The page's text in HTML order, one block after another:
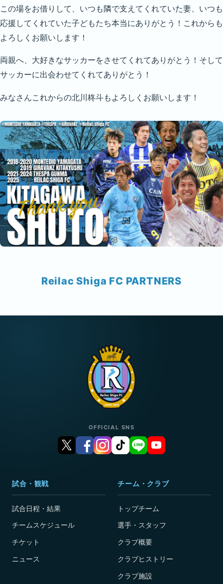
この場をお借りして、いつも隣で支えてくれていた妻、いつも
応援してくれていた子どもたち本当にありがとう！これからも
よろしくお願いします！
両親へ、大好きなサッカーをさせてくれてありがとう！そして
サッカーに出会わせてくれてありがとう！
みなさんこれからの北川柊斗もよろしくお願いします！
Reilac Shiga FC PARTNERS
OFFICIAL SNS
試合・観戦
試合日程・結果
チームスケジュール
チケット
ニュース
チーム・クラブ
トップチーム
選手・スタッフ
クラブ概要
クラブヒストリー
クラブ施設